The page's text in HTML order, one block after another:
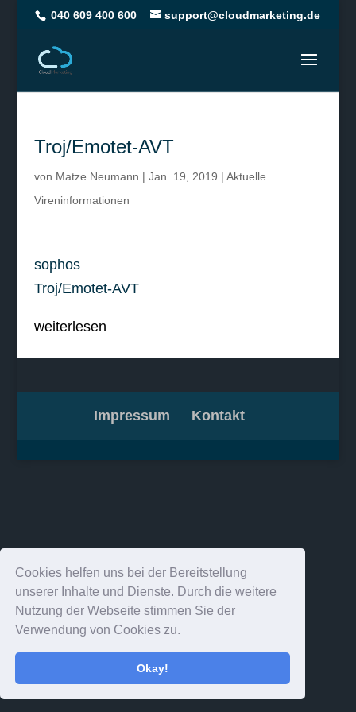
Cookies helfen uns bei der Bereitstellung
unserer Inhalte und Dienste. Durch die weitere
Nutzung der Webseite stimmen Sie der
Verwendung von Cookies zu.
Okay!
040 609 400 600 support@cloudmarketing.de
Troj/Emotet-AVT
von Matze Neumann | Jan. 19, 2019 | Aktuelle
Vireninformationen
sophos
Troj/Emotet-AVT
weiterlesen
Impressum Kontakt